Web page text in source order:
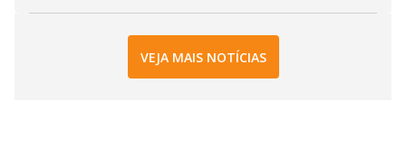
VEJA MAIS NOTÍCIAS